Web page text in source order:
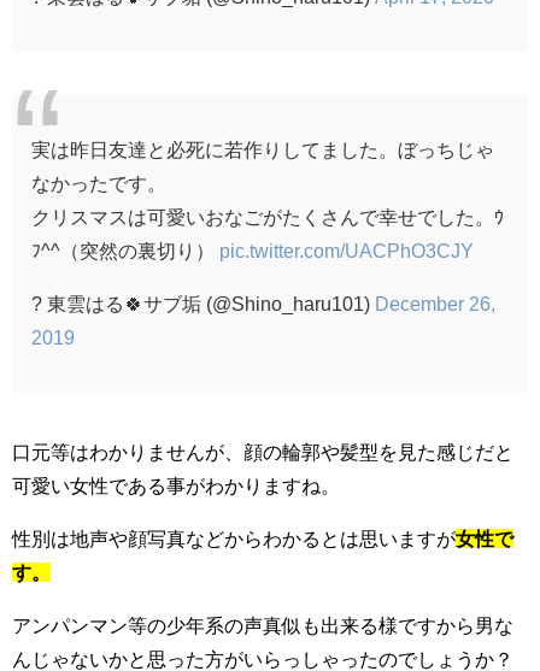
実は昨日友達と必死に若作りしてました。ぼっちじゃ
なかったです。
クリスマスは可愛いおなごがたくさんで幸せでした。ｳ
ﾌ^^（突然の裏切り） pic.twitter.com/UACPhO3CJY
? 東雲はる🍀サブ垢 (@Shino_haru101) December 26,
2019
口元等はわかりませんが、顔の輪郭や髪型を見た感じだと
可愛い女性である事がわかりますね。
性別は地声や顔写真などからわかるとは思いますが女性で
す。
アンパンマン等の少年系の声真似も出来る様ですから男な
んじゃないかと思った方がいらっしゃったのでしょうか？